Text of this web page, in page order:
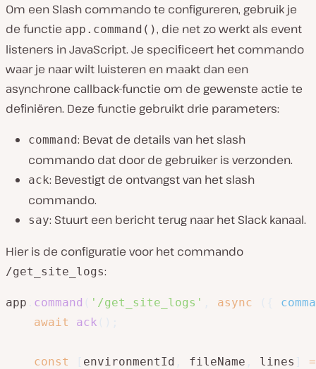
Om een Slash commando te configureren, gebruik je
de functie app.command(), die net zo werkt als event
listeners in JavaScript. Je specificeert het commando
waar je naar wilt luisteren en maakt dan een
asynchrone callback-functie om de gewenste actie te
definiëren. Deze functie gebruikt drie parameters:
command: Bevat de details van het slash
commando dat door de gebruiker is verzonden.
ack: Bevestigt de ontvangst van het slash
commando.
say: Stuurt een bericht terug naar het Slack kanaal.
Hier is de configuratie voor het commando
/get_site_logs:
app command '/get_site_logs' async
await
ack
const environmentId fileName lines
=